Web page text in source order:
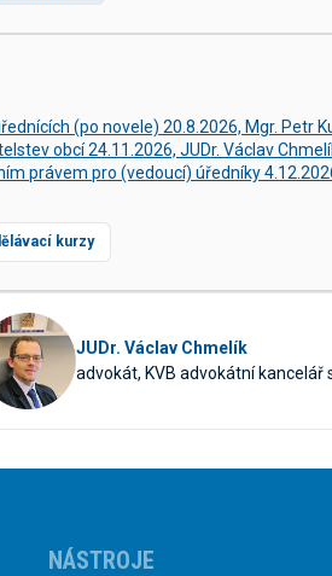
(po novele) 20.8.2026, Mgr. Petr
obcí 24.11.2026, JUDr. Václav
právem pro (vedoucí) úředníky
kurzy
JUDr. Václav Chmelík
advokát, KVB advokátní kancelář
NÁSTROJE